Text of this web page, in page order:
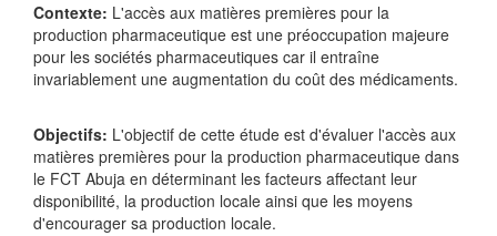
Contexte: L'accès aux matières premières pour la
production pharmaceutique est une préoccupation majeure
pour les sociétés pharmaceutiques car il entraîne
invariablement une augmentation du coût des médicaments.
Objectifs: L'objectif de cette étude est d'évaluer l'accès aux
matières premières pour la production pharmaceutique dans
le FCT Abuja en déterminant les facteurs affectant leur
disponibilité, la production locale ainsi que les moyens
d'encourager sa production locale.